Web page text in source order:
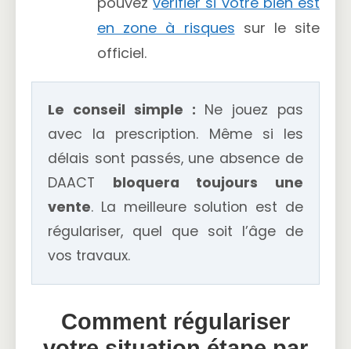
en zone à risques sur le site
officiel.
Le conseil simple : Ne jouez pas
avec la prescription. Même si les
délais sont passés, une absence de
DAACT bloquera toujours une
vente. La meilleure solution est de
régulariser, quel que soit l’âge de
vos travaux.
Comment régulariser